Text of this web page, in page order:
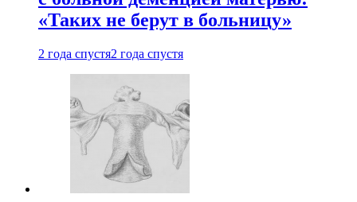
«Таких не берут в больницу»
2 года спустя2 года спустя